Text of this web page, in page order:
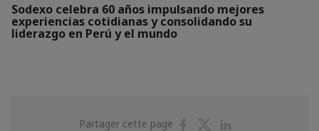
Sodexo celebra 60 años impulsando mejores
experiencias cotidianas y consolidando su
liderazgo en Perú y el mundo
Partager cette page
PartagerPartager